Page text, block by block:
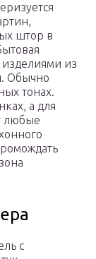
штор в
изделиями из
Обычно
тонах.
а для
любые
с